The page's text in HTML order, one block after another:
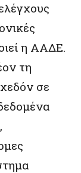
η ΑΑΔΕ.
τη
σε